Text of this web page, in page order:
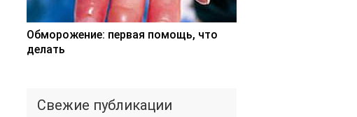
Обморожение: первая помощь, что
делать
Свежие публикации